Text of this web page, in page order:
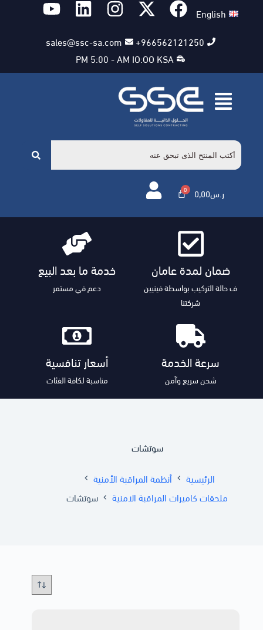
English
966562121250+
sales@ssc-sa.com
PM 5:00 - AM IO:OO KSA
0,00ر.س
ضمان لمدة عامان
ف حالة التركيب بواسطة فينيين
شركتنا
خدمة ما بعد البيع
دعم في مستمر
سرعة الخدمة
شحن سريع وآمن
أسعار تنافسية
مناسبة لكافة الفئات
سوتشات
الرئيسية
أنظمة المراقبة الأمنية
ملحقات كاميرات المراقبة الامنية
سوتشات